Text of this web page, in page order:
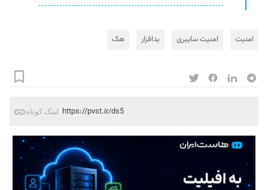
امنیت امنیت سایبری بدافزار هک
لینک کوتاه https://pvst.ir/ds5